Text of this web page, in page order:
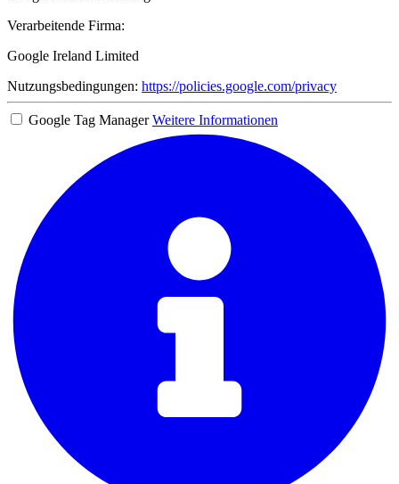
Verarbeitende Firma:
Google Ireland Limited
Nutzungsbedingungen: https://policies.google.com/privacy
Google Tag Manager Weitere Informationen